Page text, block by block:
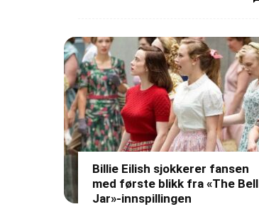
Billie Eilish sjokkerer fansen
med første blikk fra «The Bell
Jar»-innspillingen